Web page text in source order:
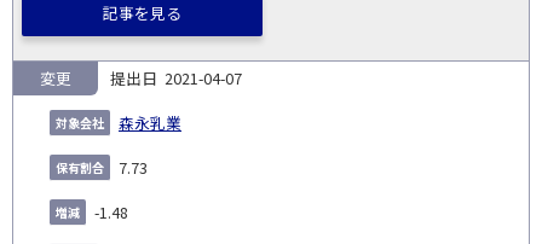
記事を見る
2021-04-07
森永乳業
変更
7.73
-1.48